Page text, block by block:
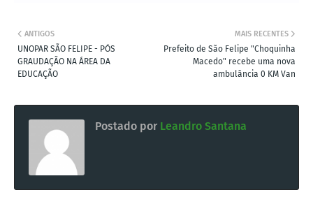
MAIS RECENTES
Prefeito de São Felipe "Choquinha
Macedo" recebe uma nova
ambulância 0 KM Van
ANTIGOS
UNOPAR SÃO FELIPE - PÓS
GRAUDAÇÃO NA ÁREA DA
EDUCAÇÃO
Postado por Leandro Santana